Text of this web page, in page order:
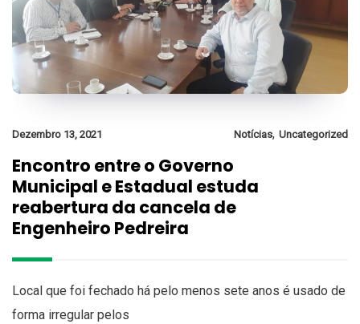
Dezembro 13, 2021 Notícias, Uncategorized
Encontro entre o Governo
Municipal e Estadual estuda
reabertura da cancela de
Engenheiro Pedreira
Local que foi fechado há pelo menos sete anos é usado de
forma irregular pelos